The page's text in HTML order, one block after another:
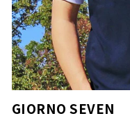
GIORNO SEVEN